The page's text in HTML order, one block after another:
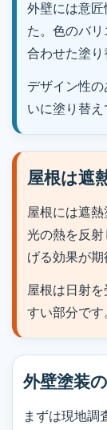
外壁には意
た。色のバ
合わせた塗り
デザイン性
いに塗り替え
屋根は遮
屋根には遮
光の熱を反
げる効果が期
屋根は日射
すい部分です
外壁塗装
まずは現地調